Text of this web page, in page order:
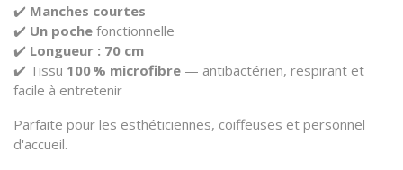
✔️ Manches courtes
✔️ Un poche fonctionnelle
✔️ Longueur : 70 cm
✔️ Tissu 100 % microfibre — antibactérien, respirant et
facile à entretenir
Parfaite pour les esthéticiennes, coiffeuses et personnel
d'accueil.